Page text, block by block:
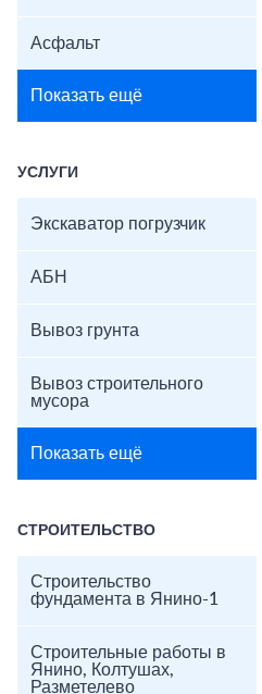
Асфальт
Показать ещё
УСЛУГИ
Экскаватор погрузчик
АБН
Вывоз грунта
Вывоз строительного
мусора
Показать ещё
СТРОИТЕЛЬСТВО
Строительство
фундамента в Янино-1
Строительные работы в
Янино, Колтушах,
Разметелево